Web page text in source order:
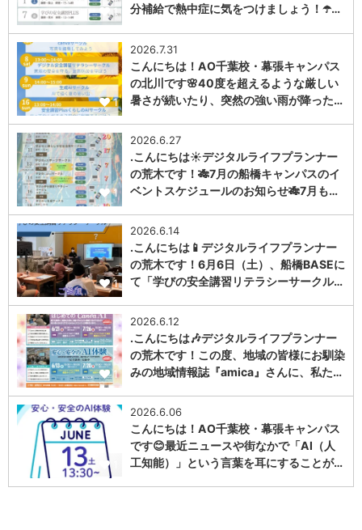
1
分補給で熱中症に気をつけましょう！☂️…
1
2026.7.31
こんにちは！AO千葉校・幕張キャンパス
の北川です🌸40度を超えるような厳しい
暑さが続いたり、突然の強い雨が降った…
1
2026.6.27
.こんにちは☀️デジタルライフプランナー
の荒木です！🎋7月の船橋キャンパスのイ
ベントスケジュールのお知らせ🎋7月も…
1
2026.6.14
.こんにちは📱デジタルライフプランナー
の荒木です！6月6日（土）、船橋BASEに
て「学びの安全講習リテラシーサークル…
1
2026.6.12
.こんにちは🎶デジタルライフプランナー
の荒木です！この度、地域の皆様にお馴染
みの地域情報誌『amica』さんに、私た…
1
2026.6.06
こんにちは！AO千葉校・幕張キャンパス
です😊最近ニュースや街なかで「AI（人
工知能）」という言葉を耳にすることが…